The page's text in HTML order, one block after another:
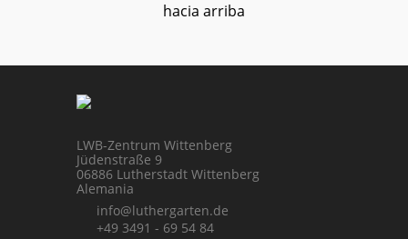
hacia arriba
LWB-Zentrum Wittenberg
Jüdenstraße 9
06886 Lutherstadt Wittenberg
Alemania
info@luthergarten.de
+49 3491 - 69 54 84